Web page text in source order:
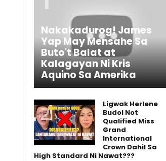
Nakakadurog! James
Yap May Mensahe Sa
Buto't Balat at
Kalagayan Ni Kris
Aquino Sa Amerika
Ligwak Herlene
Budol Not
Qualified Miss
Grand
International
Crown Dahil Sa
High Standard Ni Nawat???